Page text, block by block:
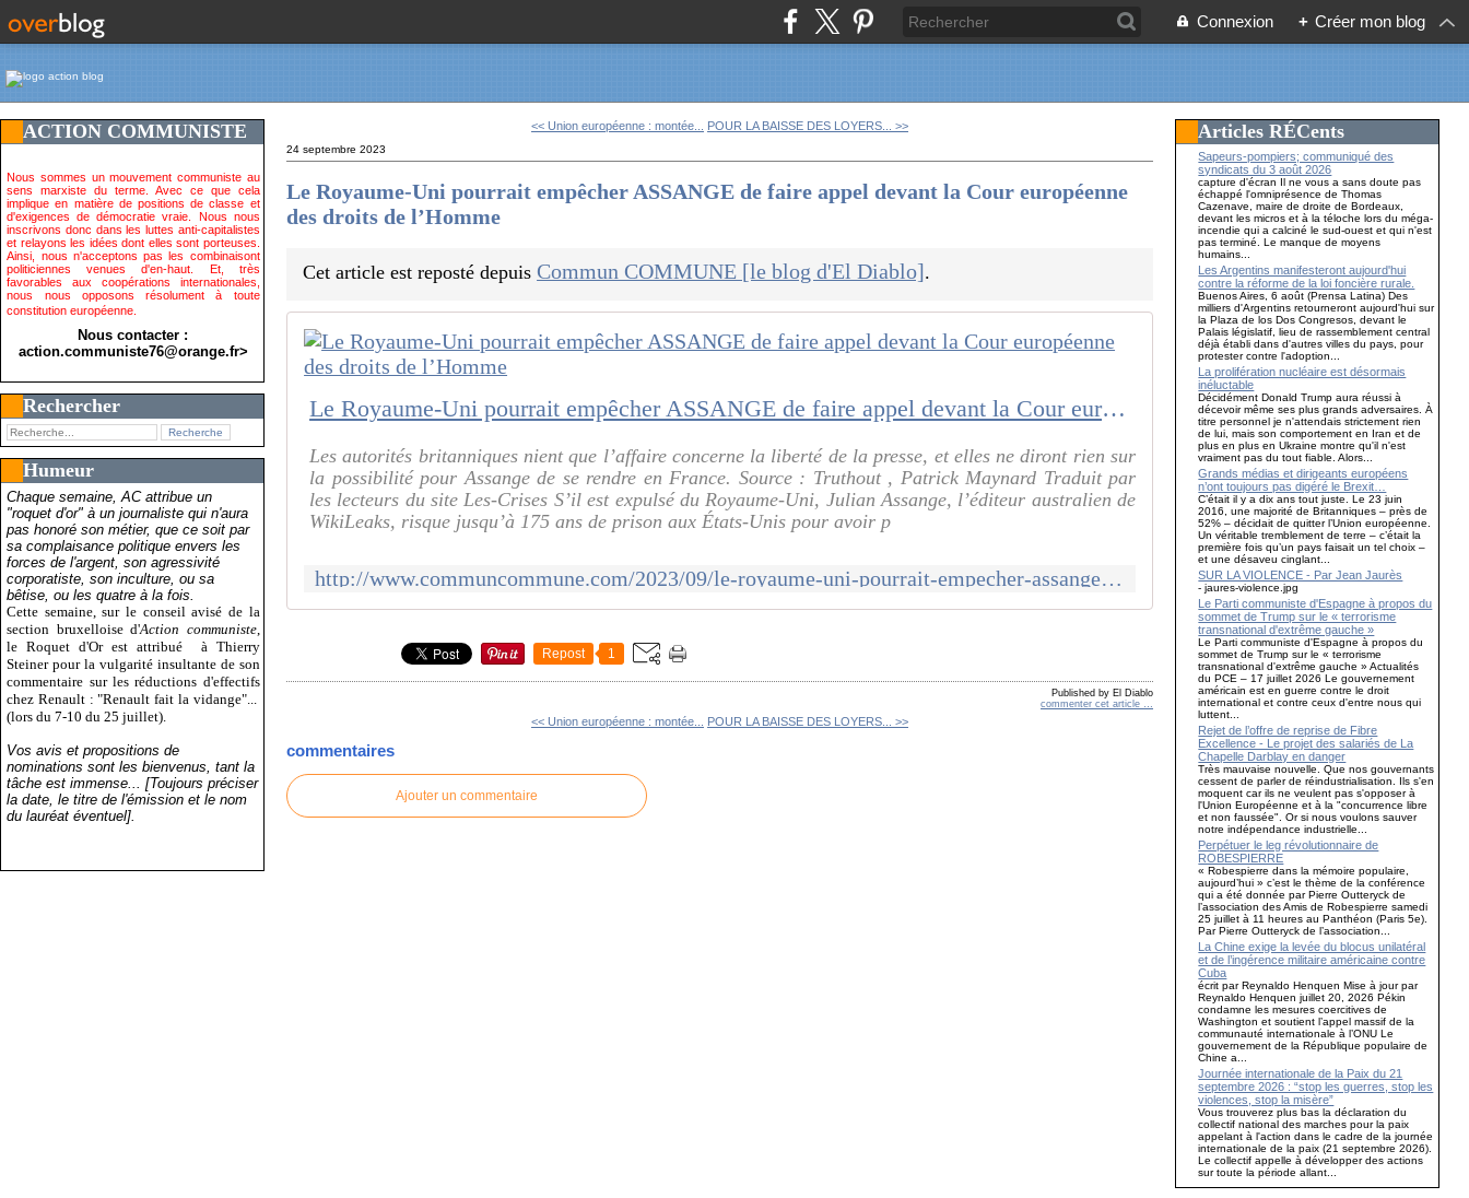
Connexion + Créer mon blog
ACTION COMMUNISTE
Nous sommes un mouvement communiste au
sens marxiste du terme. Avec ce que cela
implique en matière de positions de classe et
d'exigences de démocratie vraie. Nous nous
inscrivons donc dans les luttes anti-capitalistes
et relayons les idées dont elles sont porteuses.
Ainsi, nous n'acceptons pas les combinaisont
politiciennes venues d'en-haut. Et, très
favorables aux coopérations internationales,
nous nous opposons résolument à toute
constitution européenne.
Nous contacter :
action.communiste76@orange.fr>
Rechercher
Humeur
Chaque semaine, AC attribue un
"roquet d'or" à un journaliste qui n'aura
pas honoré son métier, que ce soit par
sa complaisance politique envers les
forces de l'argent, son agressivité
corporatiste, son inculture, ou sa
bêtise, ou les quatre à la fois.
Cette semaine, sur le conseil avisé de la
section bruxelloise d'Action communiste,
le Roquet d'Or est attribué
à Thierry
Steiner pour la vulgarité insultante de son
commentaire sur les réductions d'effectifs
chez Renault : "Renault fait la vidange"...
(lors du 7-10 du 25 juillet).
Vos avis et propositions de
nominations sont les bienvenus, tant la
tâche est immense... [Toujours préciser
la date, le titre de l'émission et le nom
du lauréat éventuel].
<< Union européenne : montée... POUR LA BAISSE DES LOYERS... >>
24 septembre 2023
Le Royaume-Uni pourrait empêcher ASSANGE de faire appel devant la Cour européenne
des droits de l’Homme
Cet article est reposté depuisCommun COMMUNE [le blog d'El Diablo].
Le Royaume-Uni pourrait empêcher ASSANGE de faire appel devant la Cour européenne des droits de l’Homme
Les autorités britanniques nient que l’affaire concerne la liberté de la presse, et elles ne diront rien sur
la possibilité pour Assange de se rendre en France. Source : Truthout , Patrick Maynard Traduit par
les lecteurs du site Les-Crises S’il est expulsé du Royaume-Uni, Julian Assange, l’éditeur australien de
WikiLeaks, risque jusqu’à 175 ans de prison aux États-Unis pour avoir p
http://www.communcommune.com/2023/09/le-royaume-uni-pourrait-empecher-assange-de-faire-appel-devant-la-cour-europeenne-des-droits-de-l-homme.html
Repost 1
Published by El Diablo
commenter cet article …
<< Union européenne : montée... POUR LA BAISSE DES LOYERS... >>
commentaires
Ajouter un commentaire
Articles RÉCents
Sapeurs-pompiers; communiqué des
syndicats du 3 août 2026
capture d'écran Il ne vous a sans doute pas
échappé l'omniprésence de Thomas
Cazenave, maire de droite de Bordeaux,
devant les micros et à la téloche lors du méga-
incendie qui a calciné le sud-ouest et qui n'est
pas terminé. Le manque de moyens
humains...
Les Argentins manifesteront aujourd'hui
contre la réforme de la loi foncière rurale.
Buenos Aires, 6 août (Prensa Latina) Des
milliers d'Argentins retourneront aujourd'hui sur
la Plaza de los Dos Congresos, devant le
Palais législatif, lieu de rassemblement central
déjà établi dans d'autres villes du pays, pour
protester contre l'adoption...
La prolifération nucléaire est désormais
inéluctable
Décidément Donald Trump aura réussi à
décevoir même ses plus grands adversaires. À
titre personnel je n'attendais strictement rien
de lui, mais son comportement en Iran et de
plus en plus en Ukraine montre qu'il n'est
vraiment pas du tout fiable. Alors...
Grands médias et dirigeants européens
n’ont toujours pas digéré le Brexit…
C’était il y a dix ans tout juste. Le 23 juin
2016, une majorité de Britanniques – près de
52% – décidait de quitter l’Union européenne.
Un véritable tremblement de terre – c’était la
première fois qu’un pays faisait un tel choix –
et une désaveu cinglant...
SUR LA VIOLENCE - Par Jean Jaurès
- jaures-violence.jpg
Le Parti communiste d'Espagne à propos du
sommet de Trump sur le « terrorisme
transnational d'extrême gauche »
Le Parti communiste d'Espagne à propos du
sommet de Trump sur le « terrorisme
transnational d'extrême gauche » Actualités
du PCE – 17 juillet 2026 Le gouvernement
américain est en guerre contre le droit
international et contre ceux d'entre nous qui
luttent...
Rejet de l’offre de reprise de Fibre
Excellence - Le projet des salariés de La
Chapelle Darblay en danger
Très mauvaise nouvelle. Que nos gouvernants
cessent de parler de réindustrialisation. Ils s'en
moquent car ils ne veulent pas s'opposer à
l'Union Européenne et à la "concurrence libre
et non faussée". Or si nous voulons sauver
notre indépendance industrielle...
Perpétuer le leg révolutionnaire de
ROBESPIERRE
« Robespierre dans la mémoire populaire,
aujourd’hui » c’est le thème de la conférence
qui a été donnée par Pierre Outteryck de
l’association des Amis de Robespierre samedi
25 juillet à 11 heures au Panthéon (Paris 5e).
Par Pierre Outteryck de l’association...
La Chine exige la levée du blocus unilatéral
et de l’ingérence militaire américaine contre
Cuba
écrit par Reynaldo Henquen Mise à jour par
Reynaldo Henquen juillet 20, 2026 Pékin
condamne les mesures coercitives de
Washington et soutient l’appel massif de la
communauté internationale à l’ONU Le
gouvernement de la République populaire de
Chine a...
Journée internationale de la Paix du 21
septembre 2026 : “stop les guerres, stop les
violences, stop la misère”
Vous trouverez plus bas la déclaration du
collectif national des marches pour la paix
appelant à l'action dans le cadre de la journée
internationale de la paix (21 septembre 2026).
Le collectif appelle à développer des actions
sur toute la période allant...